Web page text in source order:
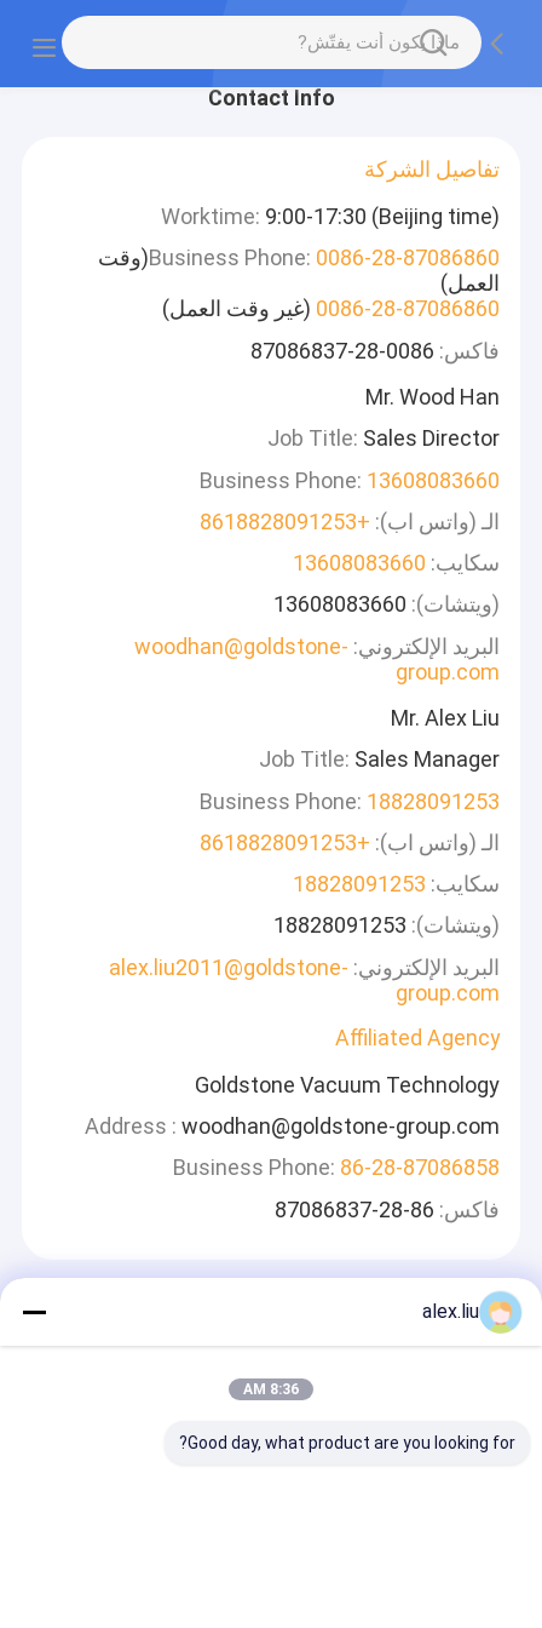
Contact Info
تفاصيل الشركة
Worktime: 9:00-17:30 (Beijing time)
Business Phone: 0086-28-87086860
(وقت
العمل)
0086-28-87086860 (غير وقت العمل)
فاكس:
Mr. Wood Han
Job Title: Sales Director
Business Phone: 13608083660
الـ (واتس اب): +8618828091253
سكايب: 13608083660
(ويتشات):
البريد الإلكتروني: woodhan@goldstone-
group.com
Mr. Alex Liu
Job Title: Sales Manager
Business Phone: 18828091253
الـ (واتس اب): +8618828091253
سكايب: 18828091253
(ويتشات):
البريد الإلكتروني: alex.liu2011@goldstone-
group.com
Affiliated Agency
Goldstone Vacuum Technology
Address : woodhan@goldstone-group.com
Business Phone: 86-28-87086858
فاكس:
سوف نقوم بالرد بسرعة
alex.liu
8:36 AM
Good day, what product are you looking for?